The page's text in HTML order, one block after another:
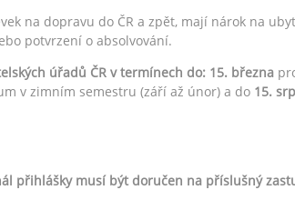
na dopravu do ČR a zpět, mají nárok na
potvrzení o absolvování.
úřadů ČR v termínech do: 15. března
v zimním semestru (září až únor) a do 15.
přihlášky musí být doručen na příslušný